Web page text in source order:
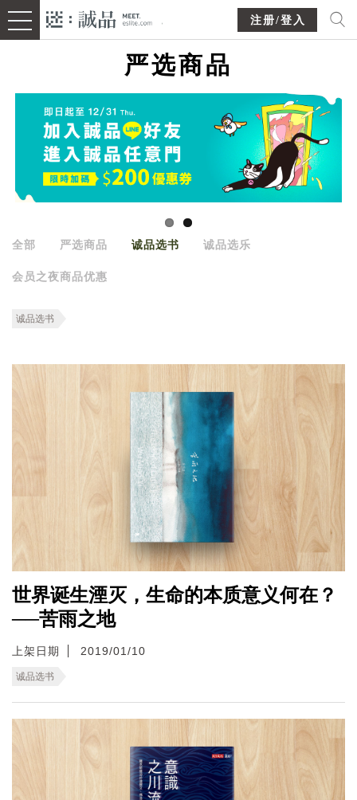
注册/登入
严选商品
全部 严选商品 诚品选书 诚品选乐
会员之夜商品优惠
诚品选书
世界诞生湮灭，生命的本质意义何在？
──苦雨之地
上架日期 2019/01/10
诚品选书